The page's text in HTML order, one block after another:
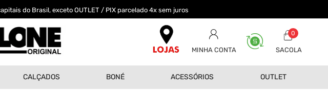
do Brasil, exceto OUTLET / PIX parcelado 4x sem juros
MINHA CONTA
0
CALÇADOS BONÉ ACESSÓRIOS OUTLET